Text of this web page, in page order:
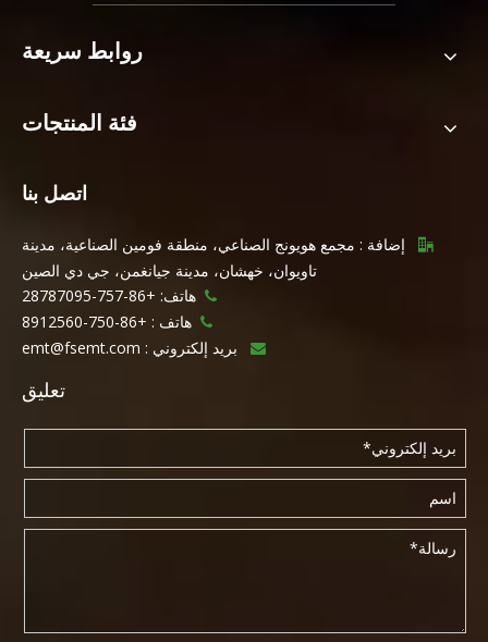
روابط سريعة
فئة المنتجات
اتصل بنا

إضافة : مجمع هويونج الصناعي، منطقة فومين الصناعية، مدينة
تاويوان، خهشان، مدينة جيانغمن، جي دي الصين
 هاتف: +86-757-28787095
 هاتف : +86-750-8912560
 بريد إلكتروني : emt@fsemt.com
تعليق